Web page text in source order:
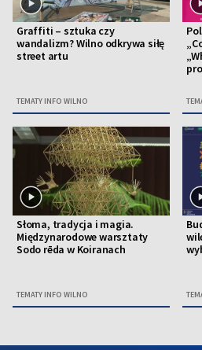
Graffiti – sztuka czy
wandalizm? Wilno odkrywa siłę
street artu
TEMATY INFO WILNO
Słoma, tradycja i magia.
Międzynarodowe warsztaty
Sodo rēda w Koiranach
TEMATY INFO WILNO